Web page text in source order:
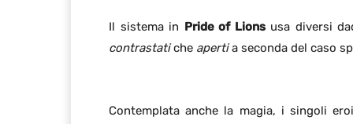
Il sistema in Pride of Lionsusa diversi
contrastatiche apertia seconda del caso
Contemplata anche la magia, i singoli